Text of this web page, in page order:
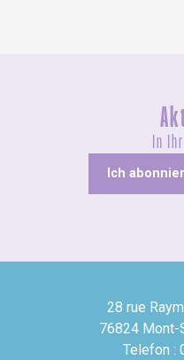
In
Ich
28 rue
76824 Mont-
Telefon :